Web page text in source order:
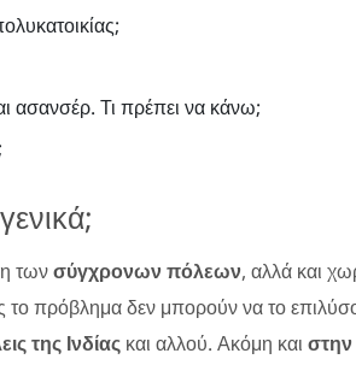
ασανσέρ. Τι πρέπει να κάνω;
τωνσύγχρονων πόλεων, αλλά και
το πρόβλημα δεν μπορούν να το
της Ινδίας και αλλού. Ακόμη και στην